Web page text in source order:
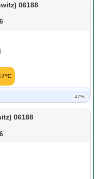
06188
47%
06188